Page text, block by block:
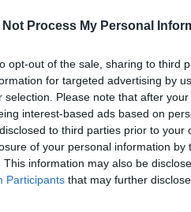
Not Process My Personal
opt-out of the sale, sharing to third
for targeted advertising by
selection. Please note that after
interest-based ads based on
to third parties prior to
of your personal information by
This information may also be
Participants that may further
on jo
David
Loos on